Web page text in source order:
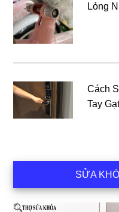
Lỏng
Cách
Tay
SỬA